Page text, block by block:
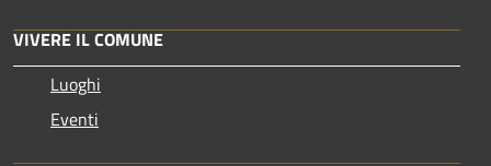
VIVERE IL COMUNE
Luoghi
Eventi